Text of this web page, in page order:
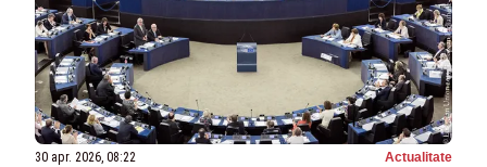
30 apr. 2026, 08:22 Actualitate